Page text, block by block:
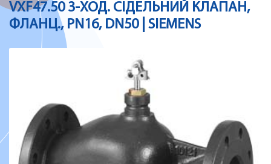
VXF47.50 3-ХОД. СІДЕЛЬНИЙ КЛАПАН,
ФЛАНЦ., PN16, DN50 | SIEMENS